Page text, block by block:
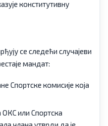
конститутивну
се следећи случајеви
мандат:
Спортске комисије која
ОКС или Спортска